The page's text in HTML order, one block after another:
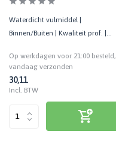
Waterdicht vulmiddel |
Binnen/Buiten | Kwaliteit prof. |
Op werkdagen voor 21:00 besteld,
vandaag verzonden
30,11
Incl. BTW